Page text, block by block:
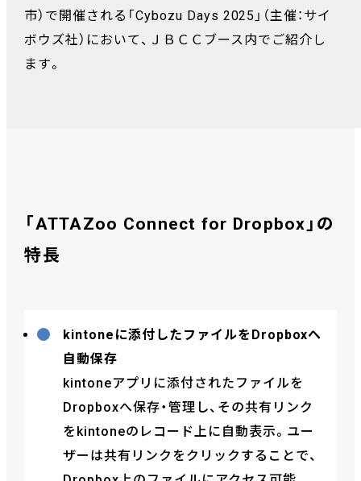
市）で開催される「Cybozu Days 2025」（主催：サイ
ボウズ社）において、ＪＢＣＣブース内でご紹介し
ます。
「ATTAZoo Connect for Dropbox」の
特長
kintoneに添付したファイルをDropboxへ
自動保存
kintoneアプリに添付されたファイルを
Dropboxへ保存・管理し、その共有リンク
をkintoneのレコード上に自動表示。ユー
ザーは共有リンクをクリックすることで、